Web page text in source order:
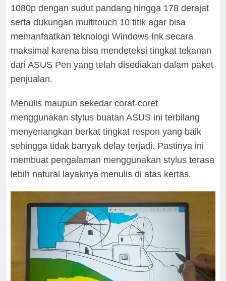
1080p dengan sudut pandang hingga 178 derajat
serta dukungan multitouch 10 titik agar bisa
memanfaatkan teknologi Windows Ink secara
maksimal karena bisa mendeteksi tingkat tekanan
dari ASUS Pen yang telah disediakan dalam paket
penjualan.
Menulis maupun sekedar corat-coret
menggunakan stylus buatan ASUS ini terbilang
menyenangkan berkat tingkat respon yang baik
sehingga tidak banyak delay terjadi. Pastinya ini
membuat pengalaman menggunakan stylus terasa
lebih natural layaknya menulis di atas kertas.